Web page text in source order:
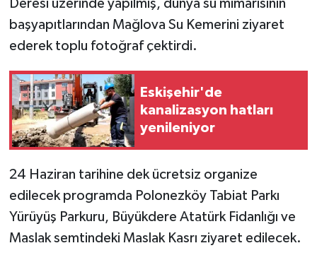
Deresi üzerinde yapılmış, dünya su mimarisinin
başyapıtlarından Mağlova Su Kemerini ziyaret
ederek toplu fotoğraf çektirdi.
Eskişehir'de
kanalizasyon hatları
yenileniyor
24 Haziran tarihine dek ücretsiz organize
edilecek programda Polonezköy Tabiat Parkı
Yürüyüş Parkuru, Büyükdere Atatürk Fidanlığı ve
Maslak semtindeki Maslak Kasrı ziyaret edilecek.